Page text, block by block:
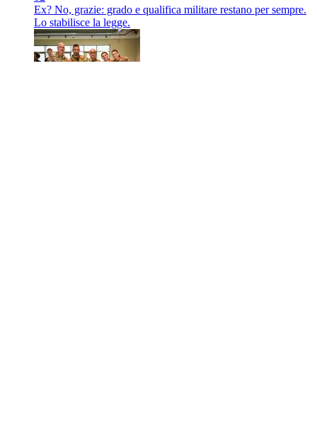
Ex? No, grazie: grado e qualifica militare restano per sempre.
Lo stabilisce la legge.